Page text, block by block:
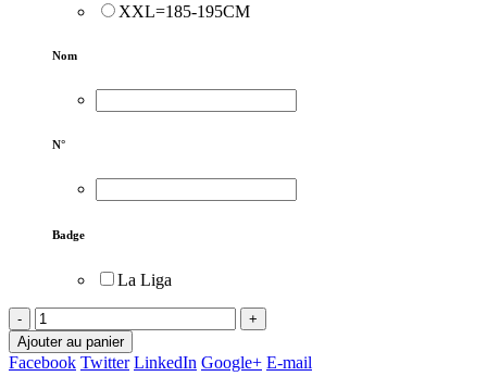
XXL=185-195CM
Nom
N°
Badge
La Liga
-
+
Ajouter au panier
Facebook Twitter LinkedIn Google+ E-mail